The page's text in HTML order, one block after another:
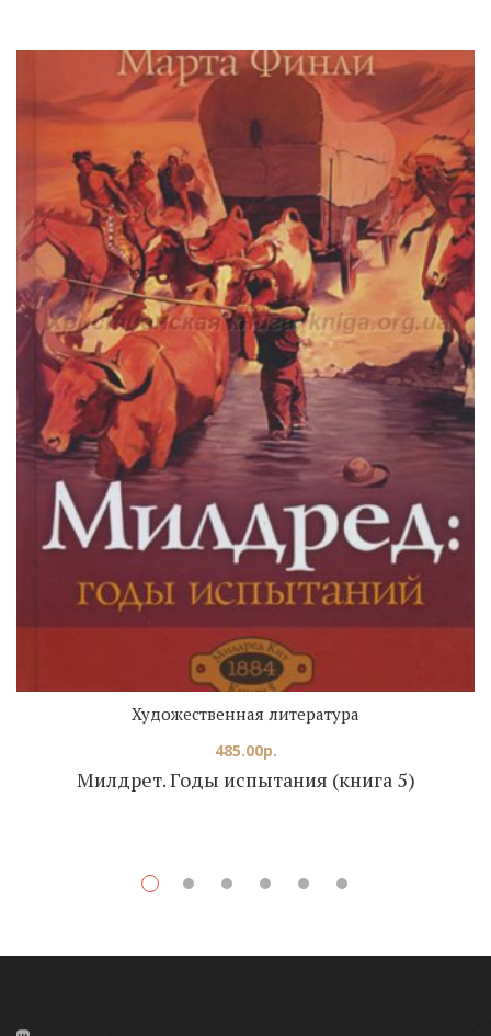
Милдрет. Годы испытания (книга 5)
Художественная литература
485.00р.